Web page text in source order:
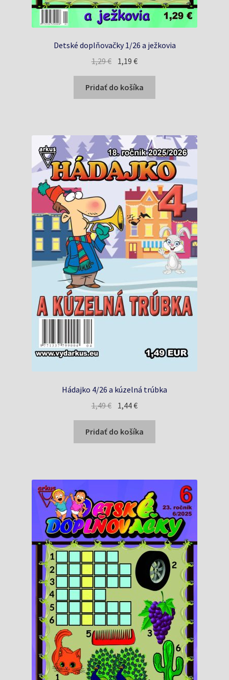
Detské doplňovačky 1/26 a ježkovia
1,29€ Pôvodná
cena
bola:
1,29 €.
1,19€Aktuálna
cena
je:
1,19 €.
Pridať do košíka
Hádajko 4/26 a kúzelná trúbka
1,49€ Pôvodná
bola:
1,49 €.
1,44€Aktuálna
je:
1,44 €.
Pridať do košíka